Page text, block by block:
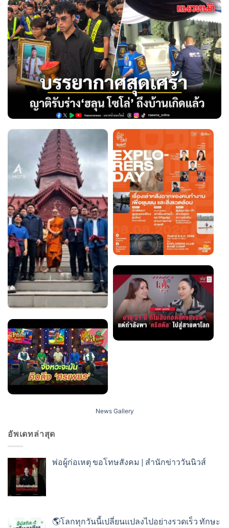
News Gallery
อัพเดทล่าสุด
พ่อผู้ก่อเหตุ ขอโทษสังคม | สำนักข่าววันนิวส์
🌎โลกทุกวันนี้เปลี่ยนแปลงไปอย่างรวดเร็ว ทักษะ